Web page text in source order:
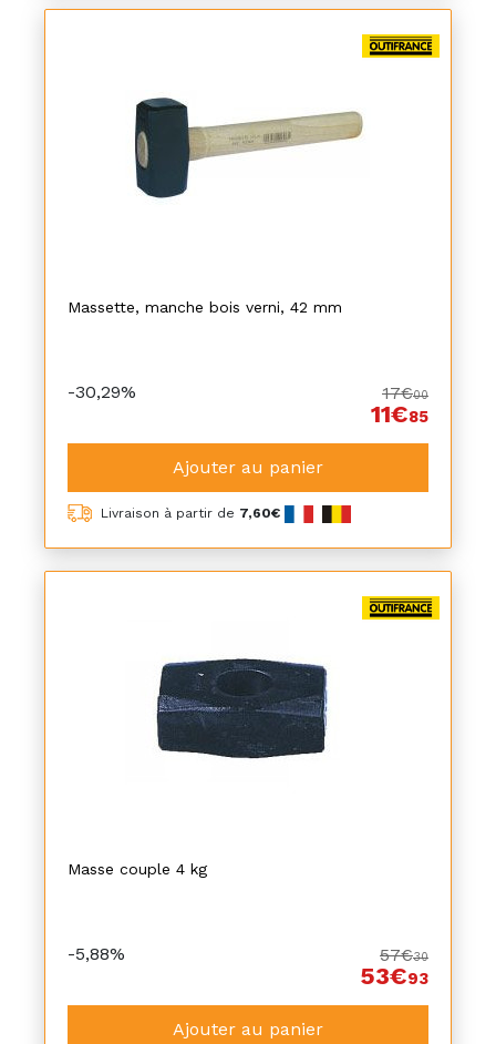
Massette, manche bois verni, 42 mm
-30,29% 17€00
11€85
Ajouter au panier
Livraison à partir de 7,60€
Masse couple 4 kg
-5,88% 57€30
53€93
Ajouter au panier